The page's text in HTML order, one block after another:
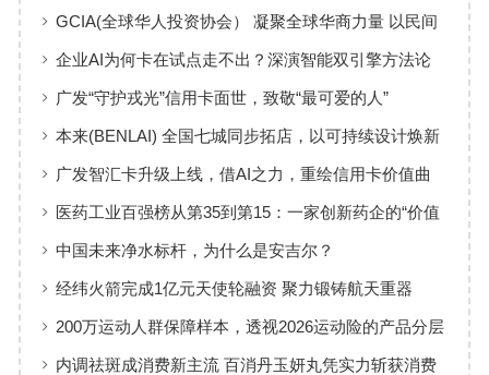
GCIA(全球华人投资协会） 凝聚全球华商力量 以民间
交流赋能从业者共同成长
企业AI为何卡在试点走不出？深演智能双引擎方法论
回答：卡点不在模型，而在使用方式
广发“守护戎光”信用卡面世，致敬“最可爱的人”
本来(BENLAI) 全国七城同步拓店，以可持续设计焕新
品牌体验
广发智汇卡升级上线，借AI之力，重绘信用卡价值曲
线
医药工业百强榜从第35到第15：一家创新药企的“价值
增长”样本
中国未来净水标杆，为什么是安吉尔？
经纬火箭完成1亿元天使轮融资 聚力锻铸航天重器
200万运动人群保障样本，透视2026运动险的产品分层
与适配逻辑
内调祛斑成消费新主流 百消丹玉妍丸凭实力斩获消费